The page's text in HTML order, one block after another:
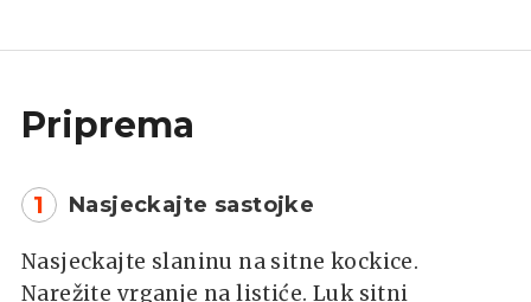
Priprema
1 Nasjeckajte sastojke
Nasjeckajte slaninu na sitne kockice.
Narežite vrganje na listiće. Luk sitni